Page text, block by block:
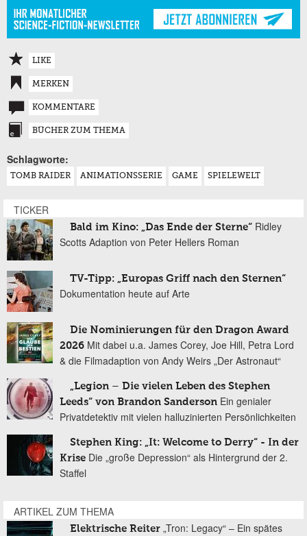
LIKE
MERKEN
KOMMENTARE
BÜCHER ZUM THEMA
Schlagworte:
TOMB RAIDER ANIMATIONSSERIE GAME SPIELEWELT
TICKER
Bald im Kino: „Das Ende der Sterne“ Ridley
Scotts Adaption von Peter Hellers Roman
TV-Tipp: „Europas Griff nach den Sternen“
Dokumentation heute auf Arte
Die Nominierungen für den Dragon Award
2026 Mit dabei u.a. James Corey, Joe Hill, Petra Lord
& die Filmadaption von Andy Weirs „Der Astronaut“
„Legion – Die vielen Leben des Stephen
Leeds“ von Brandon Sanderson Ein genialer
Privatdetektiv mit vielen halluzinierten Persönlichkeiten
Stephen King: „It: Welcome to Derry“ - In der
Krise Die „große Depression“ als Hintergrund der 2.
Staffel
ARTIKEL ZUM THEMA
Elektrische Reiter „Tron: Legacy“ – Ein spätes